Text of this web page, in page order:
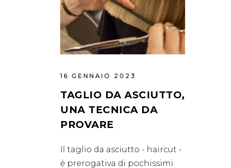
16 GENNAIO 2023
TAGLIO DA ASCIUTTO,
UNA TECNICA DA
PROVARE
Il taglio da asciutto - haircut -
è prerogativa di pochissimi